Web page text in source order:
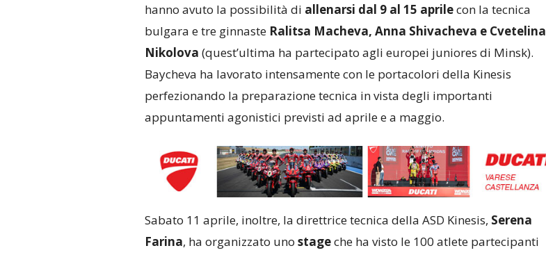
hanno avuto la possibilità di allenarsi dal 9 al 15 aprilecon la tecnica
bulgara e tre ginnaste Ralitsa Macheva, Anna Shivacheva e Cvetelina
Nikolova (quest’ultima ha partecipato agli europei juniores di Minsk).
Baycheva ha lavorato intensamente con le portacolori della Kinesis
perfezionando la preparazione tecnica in vista degli importanti
appuntamenti agonistici previsti ad aprile e a maggio.
Sabato 11 aprile, inoltre, la direttrice tecnica della ASD Kinesis, Serena
Farina, ha organizzato uno stageche ha visto le 100 atlete partecipanti